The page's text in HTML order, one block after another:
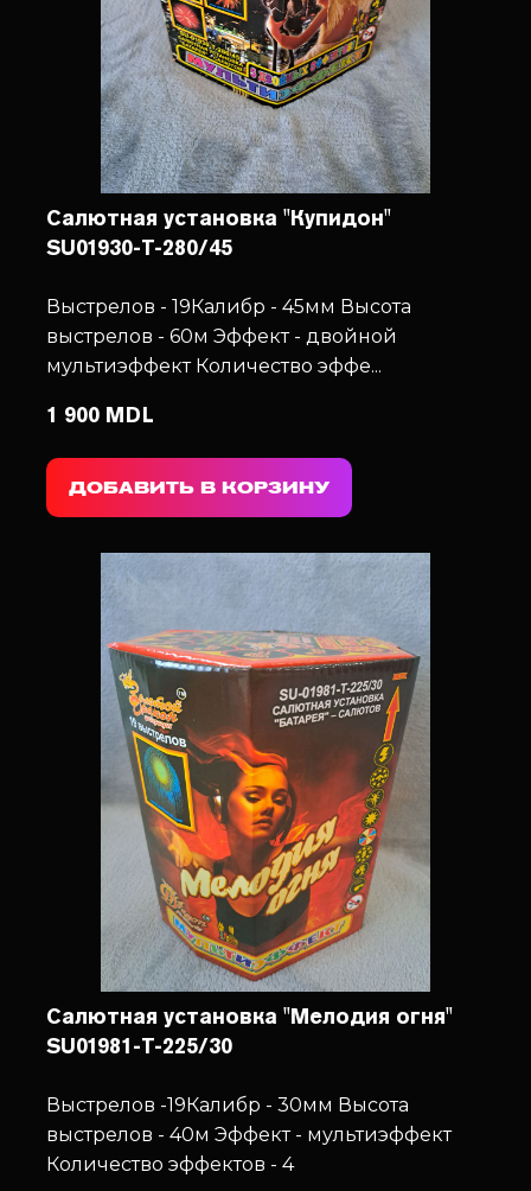
Салютная установка "Купидон"
SU01930-T-280/45
Выстрелов - 19Калибр - 45мм Высота
выстрелов - 60м Эффект - двойной
мультиэффект Количество эффе...
1 900 MDL
ДОБАВИТЬ В КОРЗИНУ
Салютная установка "Мелодия огня"
SU01981-T-225/30
Выстрелов -19Калибр - 30мм Высота
выстрелов - 40м Эффект - мультиэффект
Количество эффектов - 4